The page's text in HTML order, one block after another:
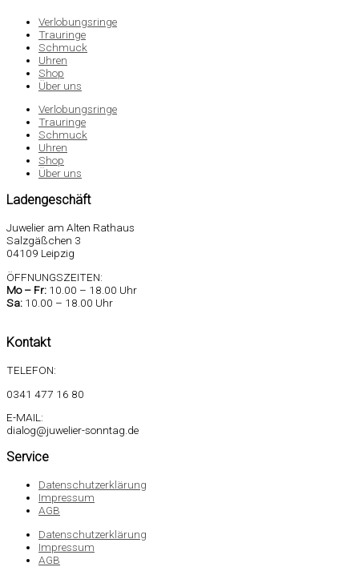
Verlobungsringe
Trauringe
Schmuck
Uhren
Shop
Über uns
Verlobungsringe
Trauringe
Schmuck
Uhren
Shop
Über uns
Ladengeschäft
Juwelier am Alten Rathaus
Salzgäßchen 3
04109 Leipzig
ÖFFNUNGSZEITEN:
Mo – Fr: 10.00 – 18.00 Uhr
Sa: 10.00 – 18.00 Uhr
Kontakt
TELEFON:
0341 477 16 80
E-MAIL:
dialog@juwelier-sonntag.de
Service
Datenschutzerklärung
Impressum
AGB
Datenschutzerklärung
Impressum
AGB